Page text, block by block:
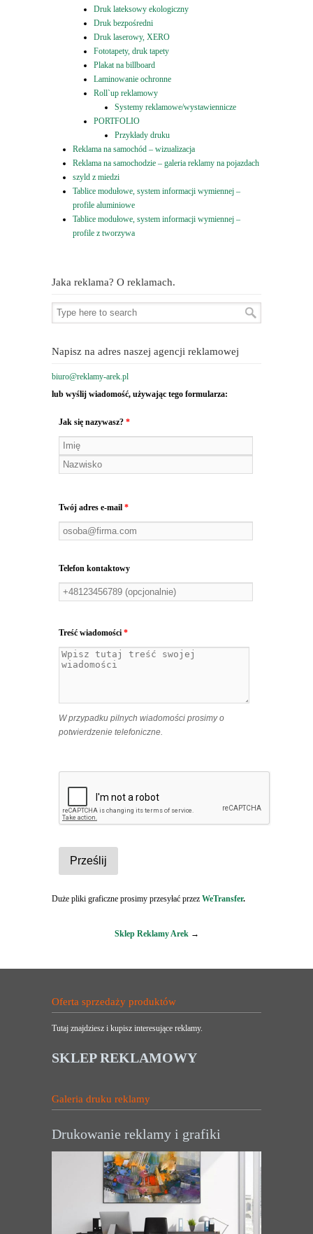
Druk lateksowy ekologiczny
Druk bezpośredni
Druk laserowy, XERO
Fototapety, druk tapety
Plakat na billboard
Laminowanie ochronne
Roll`up reklamowy
Systemy reklamowe/wystawiennicze
PORTFOLIO
Przykłady druku
Reklama na samochód – wizualizacja
Reklama na samochodzie – galeria reklamy na pojazdach
szyld z miedzi
Tablice modułowe, system informacji wymiennej –
profile aluminiowe
Tablice modułowe, system informacji wymiennej –
profile z tworzywa
Jaka reklama? O reklamach.
Napisz na adres naszej agencji reklamowej
biuro@reklamy-arek.pl
lub wyślij wiadomość, używając tego formularza:
Jak się nazywasz? *
Twój adres e-mail *
Telefon kontaktowy
Treść wiadomości *
W przypadku pilnych wiadomości prosimy o
potwierdzenie telefoniczne.
Duże pliki graficzne prosimy przesyłać przez WeTransfer.
Sklep Reklamy Arek →
Oferta sprzedaży produktów
Tutaj znajdziesz i kupisz interesujące reklamy.
SKLEP REKLAMOWY
Galeria druku reklamy
Drukowanie reklamy i grafiki